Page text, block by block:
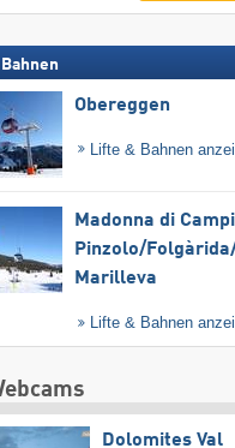
Obereggen
Lifte & Bahnen
Madonna di
Pinzolo/​
Marilleva
Lifte & Bahnen
Dolomites Val